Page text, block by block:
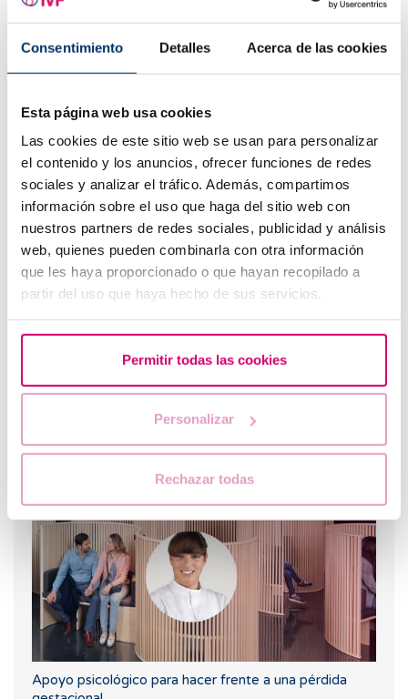
Consentimiento Detalles Acerca de las cookies
Esta página web usa cookies
Las cookies de este sitio web se usan para personalizar
el contenido y los anuncios, ofrecer funciones de redes
sociales y analizar el tráfico. Además, compartimos
información sobre el uso que haga del sitio web con
nuestros partners de redes sociales, publicidad y análisis
web, quienes pueden combinarla con otra información
que les haya proporcionado o que hayan recopilado a
partir del uso que haya hecho de sus servicios.
Permitir todas las cookies
Personalizar
Rechazar todas
Relaciones de pareja y fertilidad: Cómo la conexión
emocional impacta la Reproducción Asistida
Donación de óvulos, ¿cómo afrontar el impacto
emocional?
Apoyo psicológico para hacer frente a una pérdida